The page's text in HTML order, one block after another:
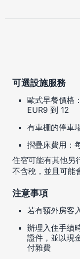
可選設施服務
歐式早餐價格
EUR9 到 12
有車棚的停車
摺疊床費用：
住宿可能有其他另
不含稅，並且可能
注意事項
若有額外房客
辦理入住手續
證件，並以現
付雜費